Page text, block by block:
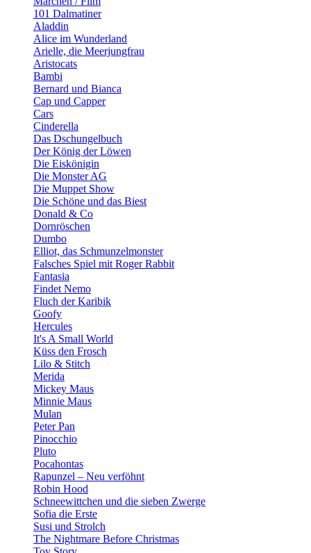
101 Dalmatiner
Aladdin
Alice im Wunderland
Arielle, die Meerjungfrau
Aristocats
Bambi
Bernard und Bianca
Cap und Capper
Cars
Cinderella
Das Dschungelbuch
Der König der Löwen
Die Eiskönigin
Die Monster AG
Die Muppet Show
Die Schöne und das Biest
Donald & Co
Dornröschen
Dumbo
Elliot, das Schmunzelmonster
Falsches Spiel mit Roger Rabbit
Fantasia
Findet Nemo
Fluch der Karibik
Goofy
Hercules
It's A Small World
Küss den Frosch
Lilo & Stitch
Merida
Mickey Maus
Minnie Maus
Mulan
Peter Pan
Pinocchio
Pluto
Pocahontas
Rapunzel – Neu verföhnt
Robin Hood
Schneewittchen und die sieben Zwerge
Sofia die Erste
Susi und Strolch
The Nightmare Before Christmas